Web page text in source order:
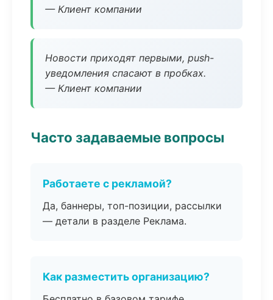
— Клиент компании
Новости приходят первыми, push-
уведомления спасают в пробках.
— Клиент компании
Часто задаваемые вопросы
Работаете с рекламой?
Да, баннеры, топ-позиции, рассылки
— детали в разделе Реклама.
Как разместить организацию?